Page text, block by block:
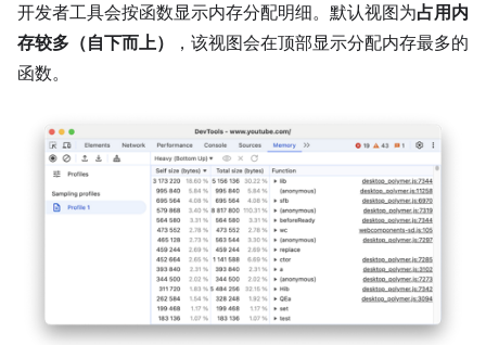
开发者工具会按函数显示内存分配明细。默认视图为占用内
存较多（自下而上）
，该视图会在顶部显示分配内存最多的
函数。